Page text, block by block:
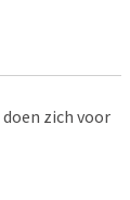
zich voor